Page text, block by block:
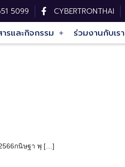
5099 CYBERTRONTHAI
รและกิจกรรม ร่วมงานกับเรา
กนิษฐา พุ […]